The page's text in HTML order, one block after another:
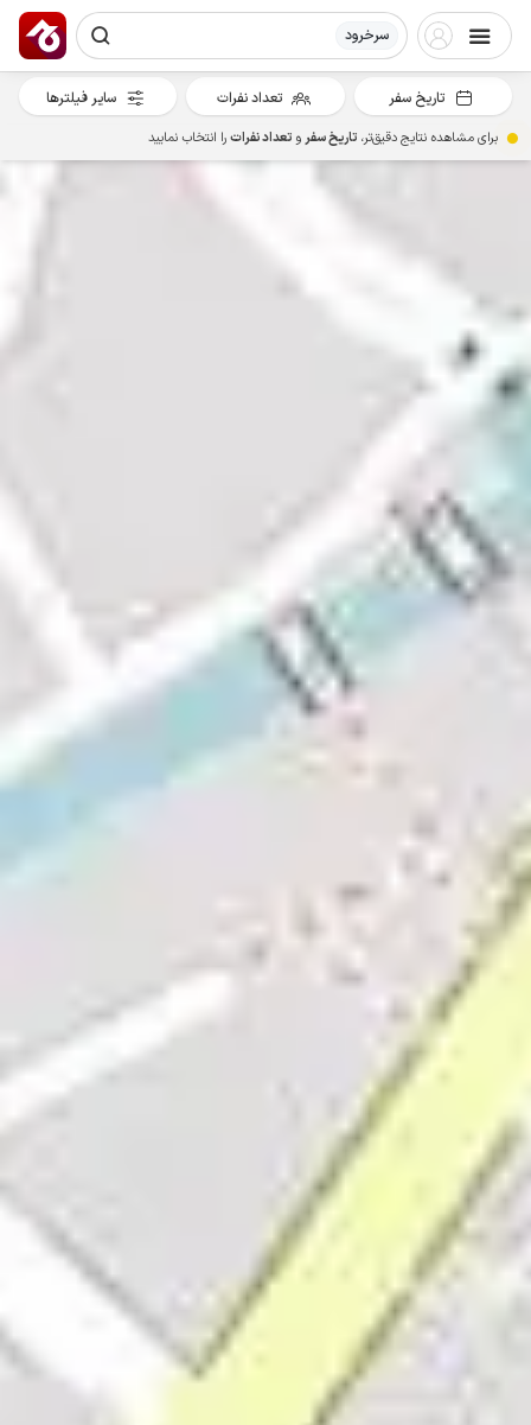
سرخرود
تاریخ سفر تعداد نفرات سایر فیلترها
برای مشاهده نتایج دقیق‌تر، تاریخ سفرو تعداد نفراترا انتخاب نمایید